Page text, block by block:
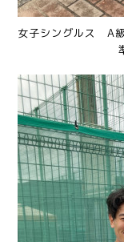
女子シングルス A